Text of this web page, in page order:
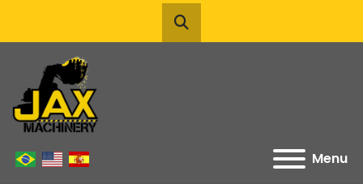
Pesquisar
Menu